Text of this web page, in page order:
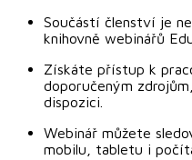
Součástí členství je
knihovně webinářů
Získáte přístup k
doporučeným
dispozici.
Webinář můžete
mobilu, tabletu i